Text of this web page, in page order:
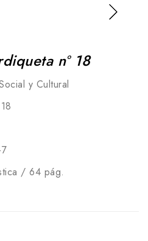
nº 18
y Cultural
/ 64 pág.